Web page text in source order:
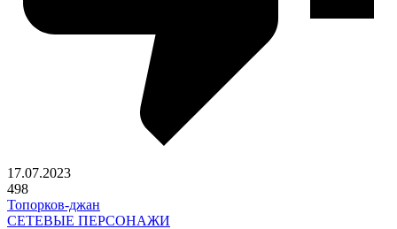
17.07.2023
498
Топорков-джан
СЕТЕВЫЕ ПЕРСОНАЖИ